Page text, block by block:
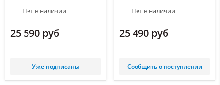
Нет в наличии
25 590 руб
Уже подписаны
Нет в наличии
25 490 руб
Сообщить о поступлении